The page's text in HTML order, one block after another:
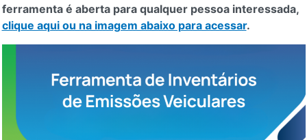
ferramenta é aberta para qualquer pessoa interessada,
clique aqui ou na imagem abaixo para acessar.